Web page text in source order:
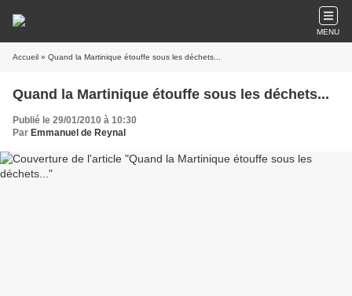
MENU
Accueil » Quand la Martinique étouffe sous les déchets...
Quand la Martinique étouffe sous les déchets...
Publié le 29/01/2010 à 10:30
Par Emmanuel de Reynal